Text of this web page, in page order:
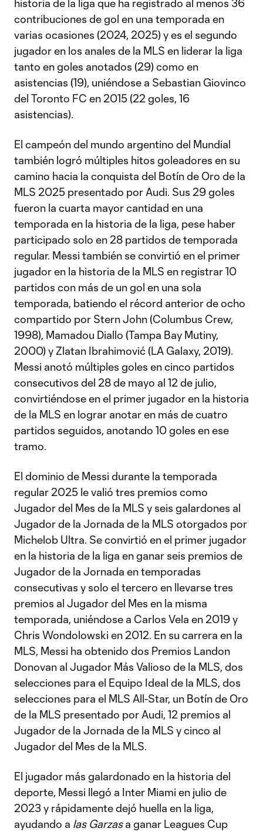
historia de la liga que ha registrado al menos 36
contribuciones de gol en una temporada en
varias ocasiones (2024, 2025) y es el segundo
jugador en los anales de la MLS en liderar la liga
tanto en goles anotados (29) como en
asistencias (19), uniéndose a Sebastian Giovinco
del Toronto FC en 2015 (22 goles, 16
asistencias).
El campeón del mundo argentino del Mundial
también logró múltiples hitos goleadores en su
camino hacia la conquista del Botín de Oro de la
MLS 2025 presentado por Audi. Sus 29 goles
fueron la cuarta mayor cantidad en una
temporada en la historia de la liga, pese haber
participado solo en 28 partidos de temporada
regular. Messi también se convirtió en el primer
jugador en la historia de la MLS en registrar 10
partidos con más de un gol en una sola
temporada, batiendo el récord anterior de ocho
compartido por Stern John (Columbus Crew,
1998), Mamadou Diallo (Tampa Bay Mutiny,
2000) y Zlatan Ibrahimović (LA Galaxy, 2019).
Messi anotó múltiples goles en cinco partidos
consecutivos del 28 de mayo al 12 de julio,
convirtiéndose en el primer jugador en la historia
de la MLS en lograr anotar en más de cuatro
partidos seguidos, anotando 10 goles en ese
tramo.
El dominio de Messi durante la temporada
regular 2025 le valió tres premios como
Jugador del Mes de la MLS y seis galardones al
Jugador de la Jornada de la MLS otorgados por
Michelob Ultra. Se convirtió en el primer jugador
en la historia de la liga en ganar seis premios de
Jugador de la Jornada en temporadas
consecutivas y solo el tercero en llevarse tres
premios al Jugador del Mes en la misma
temporada, uniéndose a Carlos Vela en 2019 y
Chris Wondolowski en 2012. En su carrera en la
MLS, Messi ha obtenido dos Premios Landon
Donovan al Jugador Más Valioso de la MLS, dos
selecciones para el Equipo Ideal de la MLS, dos
selecciones para el MLS All-Star, un Botín de Oro
de la MLS presentado por Audi, 12 premios al
Jugador de la Jornada de la MLS y cinco al
Jugador del Mes de la MLS.
El jugador más galardonado en la historia del
deporte, Messi llegó a Inter Miami en julio de
2023 y rápidamente dejó huella en la liga,
ayudando a las Garzasa ganar Leagues Cup